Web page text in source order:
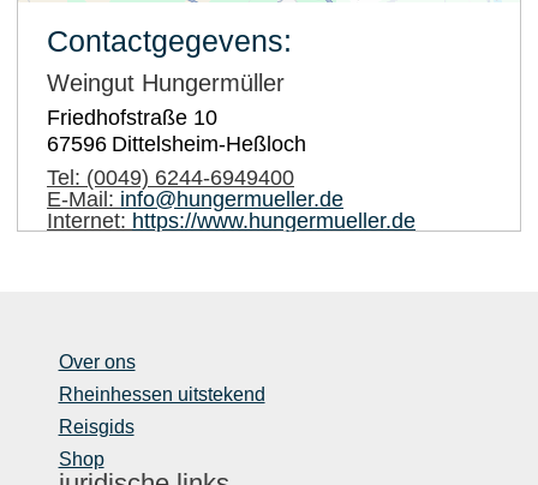
Contactgegevens:
Weingut Hungermüller
Friedhofstraße 10
67596 Dittelsheim-Heßloch
Tel: (0049) 6244-6949400
E-Mail: info@hungermueller.de
Internet: https://www.hungermueller.de
Over ons
Rheinhessen uitstekend
Reisgids
Shop